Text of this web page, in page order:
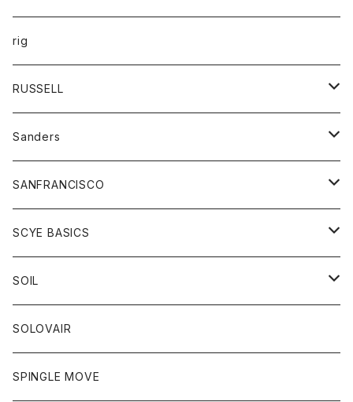
ニット
ベスト
コート
ボトム
ワンピース
キッズ
オーバーオール
ボトム
ペインターパンツ
トップス
Tシャツ
グッズ
帽子
rig
RUSSELL
アウター
コート
パーカー
スカート
Tシャツ
トップス
Tシャツ
トレーナー
ボトム
ショートパンツ
レディース
Sanders
グッズ
靴
SANFRANCISCO
アウター
カーディガン
コート
グッズ
ネクタイ
グローブ
アクセサリー
トップス
SCYE BASICS
ボトム
ジーンズ
チノパン
トップス
ポロシャツ
靴
SOIL
靴
ワンピース
SOLOVAIR
SPINGLE MOVE